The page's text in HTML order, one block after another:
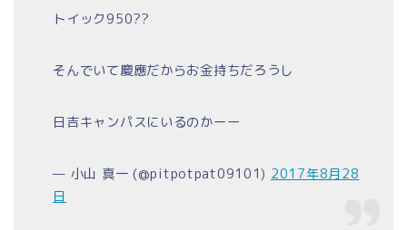
トイック950??
そんでいて慶應だからお金持ちだろうし
日吉キャンパスにいるのかーー
— 小山 真一 (@pitpotpat09101) 2017年8月28
日